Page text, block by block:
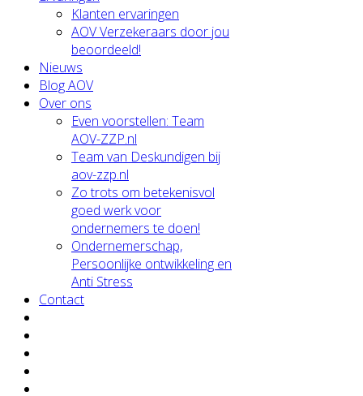
Klanten ervaringen
AOV Verzekeraars door jou
beoordeeld!
Nieuws
Blog AOV
Over ons
Even voorstellen: Team
AOV-ZZP.nl
Team van Deskundigen bij
aov-zzp.nl
Zo trots om betekenisvol
goed werk voor
ondernemers te doen!
Ondernemerschap,
Persoonlijke ontwikkeling en
Anti Stress
Contact